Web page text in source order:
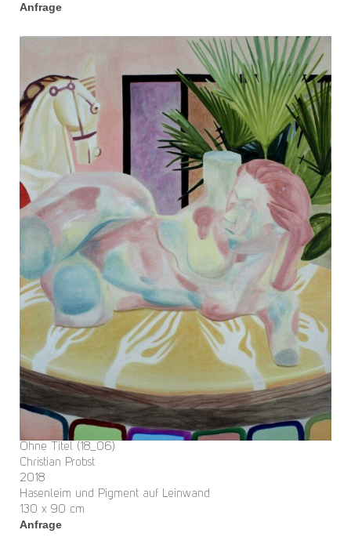
Anfrage
Ohne Titel (18_06)
Christian Probst
2018
Hasenleim und Pigment auf Leinwand
130 x 90 cm
Anfrage